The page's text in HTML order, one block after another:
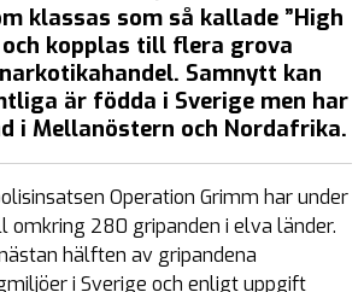
klassas som så kallade ”High
kopplas till flera grova
Samnytt kan
är födda i Sverige men har
i Mellanöstern och Nordafrika.
Operation Grimm har under
280 gripanden i elva länder.
hälften av gripandena
i Sverige och enligt uppgift